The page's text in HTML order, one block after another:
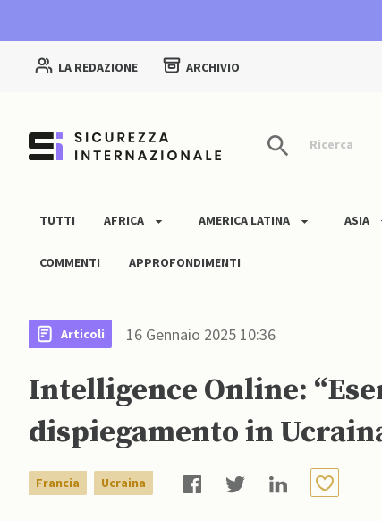
LA REDAZIONE ARCHIVIO
Ricerca
TUTTI AFRICA AMERICA LATINA ASIA
COMMENTI APPROFONDIMENTI
Articoli 16 Gennaio 2025 10:36
Intelligence Online:
dispiegamento in
Francia Ucraina